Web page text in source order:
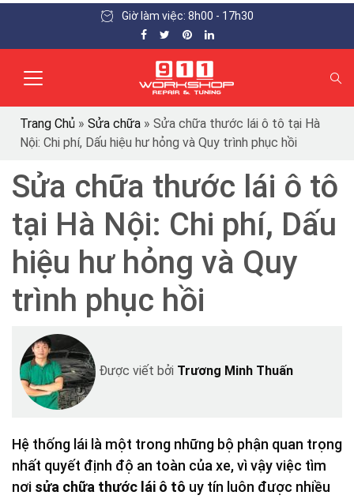
Giờ làm việc: 8h00 - 17h30
Trang Chủ » Sửa chữa » Sửa chữa thước lái ô tô tại Hà
Nội: Chi phí, Dấu hiệu hư hỏng và Quy trình phục hồi
Sửa chữa thước lái ô tô
tại Hà Nội: Chi phí, Dấu
hiệu hư hỏng và Quy
trình phục hồi
Được viết bởi Trương Minh Thuấn
Hệ thống lái là một trong những bộ phận quan trọng
nhất quyết định độ an toàn của xe, vì vậy việc tìm
nơi sửa chữa thước lái ô tô uy tín luôn được nhiều